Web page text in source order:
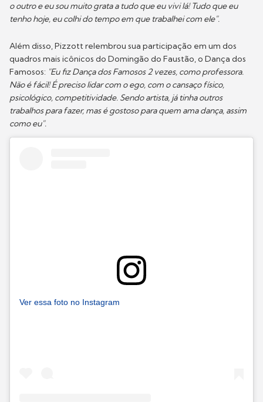
o outro e eu sou muito grata a tudo que eu vivi lá! Tudo que eu
tenho hoje, eu colhi do tempo em que trabalhei com ele".
Além disso, Pizzott relembrou sua participação em um dos
quadros mais icônicos do Domingão do Faustão, o Dança dos
Famosos: "Eu fiz Dança dos Famosos 2 vezes, como professora.
Não é fácil! É preciso lidar com o ego, com o cansaço físico,
psicológico, competitividade. Sendo artista, já tinha outros
trabalhos para fazer, mas é gostoso para quem ama dança, assim
como eu".
Ver essa foto no Instagram